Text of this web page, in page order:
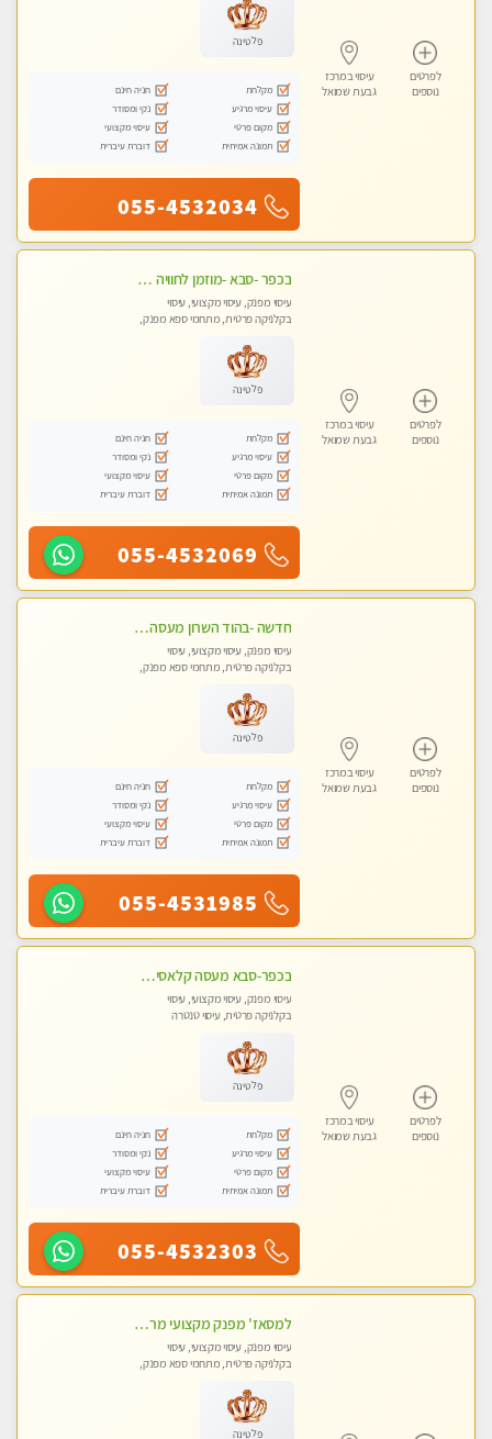
לפרטים
נוספים
עיסוי במרכז
גבעת שמואל
פלטינה
מקלחת
חניה חינם
עיסוי מרגיע
נקי ומסודר
מקום פרטי
עיסוי מקצועי
תמונה אמיתית
דוברת עיברית
055-4532034
לפרטים
נוספים
עיסוי במרכז
גבעת שמואל
בכפר -סבא -מוזמן לחוויה בלתי נשכחת!!!עיסוי מפנק ביותר מומלץ לחלוטין!!!
עיסוי מפנק, עיסוי מקצועי, עיסוי
בקלניקה פרטית, מתחמי ספא מפנק,
לנשים בלבד
פלטינה
מקלחת
חניה חינם
עיסוי מרגיע
נקי ומסודר
מקום פרטי
עיסוי מקצועי
תמונה אמיתית
דוברת עיברית
055-4532069
לפרטים
נוספים
עיסוי במרכז
גבעת שמואל
חדשה -בהוד השרון מעסה איכותית מפנקת ומקצועית לעיסוי חלומי .....
עיסוי מפנק, עיסוי מקצועי, עיסוי
בקלניקה פרטית, מתחמי ספא מפנק,
פלטינה
מקלחת
חניה חינם
עיסוי מרגיע
נקי ומסודר
מקום פרטי
עיסוי מקצועי
תמונה אמיתית
דוברת עיברית
055-4531985
לפרטים
נוספים
עיסוי במרכז
גבעת שמואל
בכפר-סבא מעסה קלאסית ומפנקת. . highly recommended..new in the city
עיסוי מפנק, עיסוי מקצועי, עיסוי
בקלניקה פרטית, עיסוי טנטרה
פלטינה
מקלחת
חניה חינם
עיסוי מרגיע
נקי ומסודר
מקום פרטי
עיסוי מקצועי
תמונה אמיתית
דוברת עיברית
055-4532303
למסאז' מפנק מקצועי מרגיע ומשחרר את כל הגוף! מומלץ מאוד -ללא מין! בהוד- השרון
עיסוי מפנק, עיסוי מקצועי, עיסוי
בקלניקה פרטית, מתחמי ספא מפנק,
פלטינה